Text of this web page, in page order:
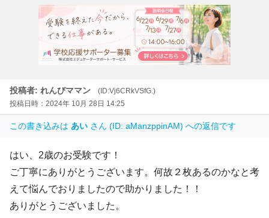
投稿者: れんびママン
(ID:Vj6CRkVSfG.)
投稿日時：2024年 10月 28日 14:25
この書き込みは あい さん (ID: aManzppinAM) への返信です
はい、2歳のお受験です！
ご丁寧にありがとうございます。何故２枚あるのかなと考
えて悩んでおりましたので助かりました！！
ありがとうございました。